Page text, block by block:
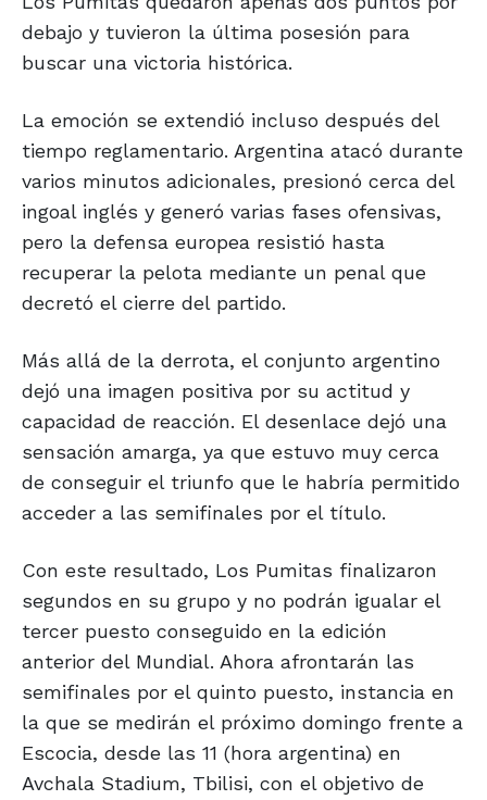
debajo y tuvieron la última posesión para
buscar una victoria histórica.
La emoción se extendió incluso después del
tiempo reglamentario. Argentina atacó durante
varios minutos adicionales, presionó cerca del
ingoal inglés y generó varias fases ofensivas,
pero la defensa europea resistió hasta
recuperar la pelota mediante un penal que
decretó el cierre del partido.
Más allá de la derrota, el conjunto argentino
dejó una imagen positiva por su actitud y
capacidad de reacción. El desenlace dejó una
sensación amarga, ya que estuvo muy cerca
de conseguir el triunfo que le habría permitido
acceder a las semifinales por el título.
Con este resultado, Los Pumitas finalizaron
segundos en su grupo y no podrán igualar el
tercer puesto conseguido en la edición
anterior del Mundial. Ahora afrontarán las
semifinales por el quinto puesto, instancia en
la que se medirán el próximo domingo frente a
Escocia, desde las 11 (hora argentina) en
Avchala Stadium, Tbilisi, con el objetivo de